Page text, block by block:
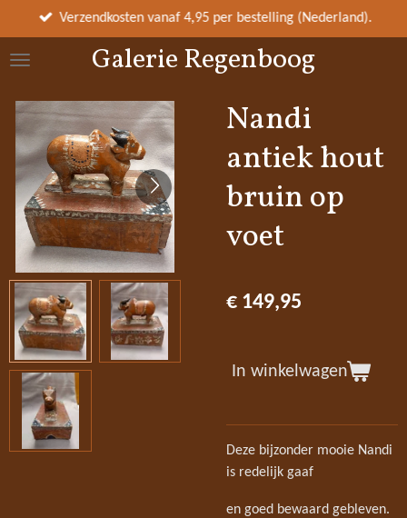
direct
naar
hoofdinhoud
Galerie Regenboog
Verzendkosten vanaf 4,95 per bestelling (Nederland).
Nandi
antiek hout
bruin op
voet
€ 149,95
In winkelwagen
Deze bijzonder mooie Nandi
is redelijk gaaf
en goed bewaard gebleven.